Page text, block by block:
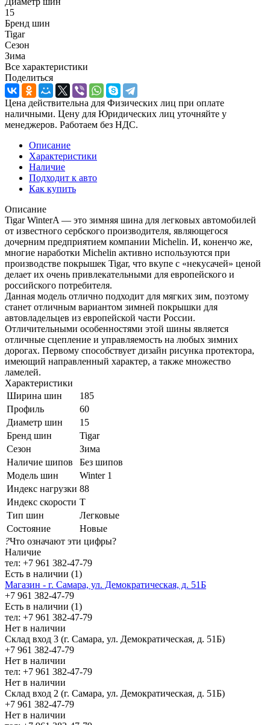
15
Бренд шин
Tigar
Сезон
Зима
Все характеристики
Поделиться
Цена действительна для Физических лиц при оплате
наличными. Цену для Юридических лиц уточняйте у
менеджеров. Работаем без НДС.
Описание
Характеристики
Наличие
Подходит к авто
Как купить
Описание
Tigar WinterA — это зимняя шина для легковых автомобилей
от известного сербского производителя, являющегося
дочерним предприятием компании Michelin. И, коненчо же,
многие наработки Michelin активно используются при
производстве покрышек Tigar, что вкупе с «некусачей» ценой
делает их очень привлекательными для европейского и
российского потребителя.
Данная модель отлично подходит для мягких зим, поэтому
станет отличным вариантом зимней покрышки для
автовладельцев из европейской части России.
Отличительными особенностями этой шины является
отличные сцепление и управляемость на любых зимних
дорогах. Первому способствует дизайн рисунка протектора,
имеющий направленный характер, а также множество
ламелей.
Характеристики
Ширина шин
185
Профиль
60
Диаметр шин
15
Бренд шин
Tigar
Сезон
Зима
Наличие шипов
Без шипов
Модель шин
Winter 1
Индекс нагрузки 88
Индекс скорости T
Тип шин
Легковые
Состояние
Новые
?Что означают эти цифры?
Наличие
тел: +7 961 382-47-79
Есть в наличии (1)
Магазин - г. Самара, ул. Демократическая, д. 51Б
+7 961 382-47-79
Есть в наличии (1)
тел: +7 961 382-47-79
Нет в наличии
Склад вход 3 (г. Самара, ул. Демократическая, д. 51Б)
+7 961 382-47-79
Нет в наличии
тел: +7 961 382-47-79
Нет в наличии
Склад вход 2 (г. Самара, ул. Демократическая, д. 51Б)
+7 961 382-47-79
Нет в наличии